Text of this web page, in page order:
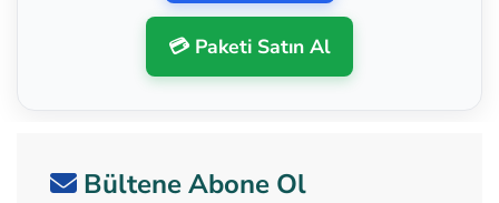
💳 Paketi Satın Al
Bültene Abone Ol